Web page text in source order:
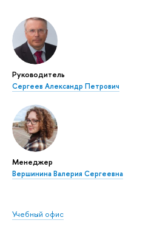
Руководитель
Сергеев Александр Петрович
Менеджер
Вершинина Валерия Сергеевна
Учебный офис